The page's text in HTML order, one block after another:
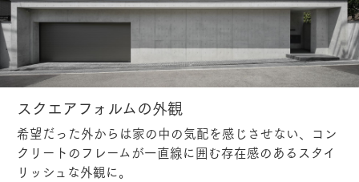
スクエアフォルムの外観
希望だった外からは家の中の気配を感じさせない、コン
クリートのフレームが一直線に囲む存在感のあるスタイ
リッシュな外観に。